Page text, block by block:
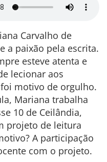
Carvalho de
a paixão pela escrita.
esteve atenta e
lecionar aos
motivo de orgulho.
Mariana trabalha
10 de Ceilândia,
projeto de leitura
A participação
com o projeto.